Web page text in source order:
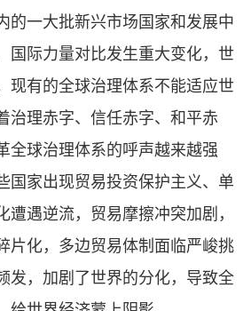
的一大批新兴市场国家和发展中
国际力量对比发生重大变化，世
现有的全球治理体系不能适应世
治理赤字、信任赤字、和平赤
全球治理体系的呼声越来越强
国家出现贸易投资保护主义、单
遭遇逆流，贸易摩擦冲突加剧，
片化，多边贸易体制面临严峻挑
发，加剧了世界的分化，导致全